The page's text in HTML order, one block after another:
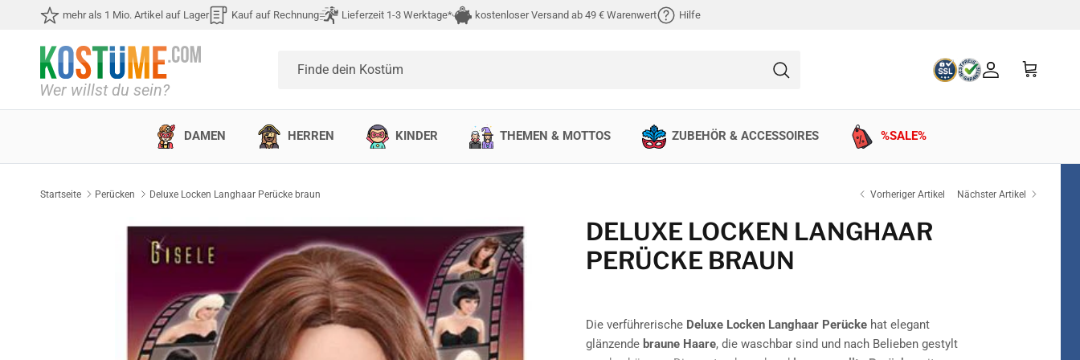
Direkt zum Inhaltmehr als 1 Mio. Artikel auf Lager Kauf auf Rechnung Lieferzeit 1-3 Werktage* kostenloser Versand ab 49 € Warenwert Hilfe
Finde dein Kostüm Suchen
DAMEN HERREN KINDER THEMEN & MOTTOS ZUBEHÖR & ACCESSOIRES %SALE%
Startseite Perücken Deluxe Locken Langhaar Perücke braun Vorheriger Artikel Nächster Artikel
DELUXE LOCKEN LANGHAAR
PERÜCKE BRAUN
Die verführerische Deluxe Locken Langhaar Perückehat elegant
glänzende braune Haare, die waschbar sind und nach Belieben gestylt